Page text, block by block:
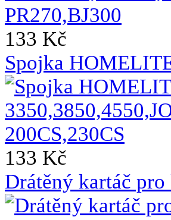
133 Kč
Spojka
133 Kč
Drátěný kartáč